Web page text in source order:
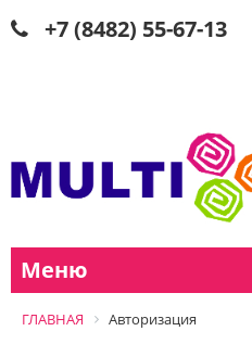
+7 (8482) 55-67-13
Меню
ГЛАВНАЯ Авторизация